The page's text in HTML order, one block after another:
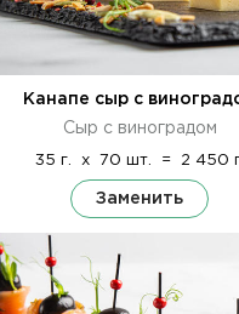
Канапе сыр с
Сыр с виноградом
35 г. x 70 шт. = 2 450
Заменить